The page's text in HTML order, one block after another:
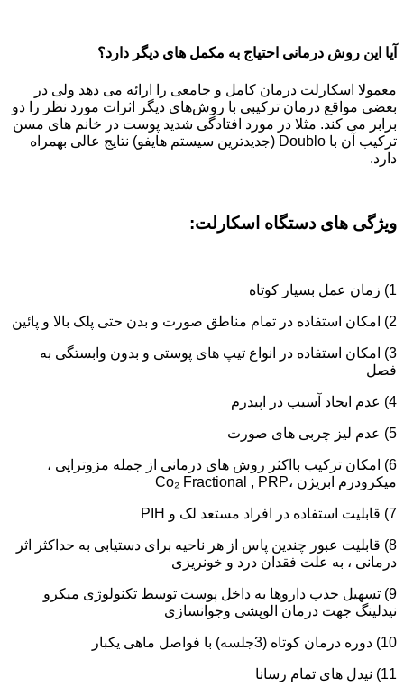
آیا این روش درمانی احتیاج به مکمل های دیگر دارد؟
معمولا اسکارلت درمان کامل و جامعی را ارائه می دهد ولی در
بعضی مواقع درمان ترکیبی با روش‌های دیگر اثرات مورد نظر را دو
برابر می کند. مثلا در مورد افتادگی شدید پوست در خانم های مسن
ترکیب آن با Doublo (جدیدترین سیستم هایفو) نتایج عالی بهمراه
دارد.
ویژگی های دستگاه اسکارلت:
1) زمان عمل بسیار کوتاه
2) امکان استفاده در تمام مناطق صورت و بدن حتی پلک بالا و پائین
3) امکان استفاده در انواع تیپ های پوستی و بدون وابستگی به
فصل
4) عدم ایجاد آسیب در اپیدرم
5) عدم لیز چربی های صورت
6) امکان ترکیب بااکثر روش های درمانی از جمله مزوتراپی ،
میکرودرم ابریژن ،Co₂ Fractional , PRP
7) قابلیت استفاده در افراد مستعد لک و PIH
8) قابلیت عبور چندین پاس از هر ناحیه برای دستیابی به حداکثر اثر
درمانی ، به علت فقدان درد و خونریزی
9) تسهیل جذب داروها به داخل پوست توسط تکنولوژی میکرو
نیدلینگ جهت درمان الوپشی وجوانسازی
10) دوره درمان کوتاه (3جلسه) با فواصل ماهی یکبار
11) نیدل های تمام رسانا